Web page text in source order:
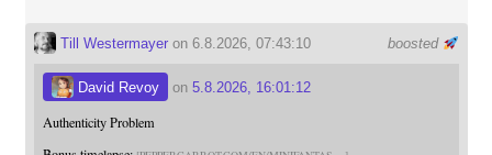
boosted
Till Westermayeron 6.8.2026, 07:43:10
David Revoy on 5.8.2026, 16:01:12
Authenticity Problem